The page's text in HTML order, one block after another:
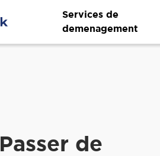
Services de
demenagement
Passer de